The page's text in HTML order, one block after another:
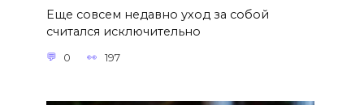
Еще совсем недавно уход за собой
считался исключительно
0 197